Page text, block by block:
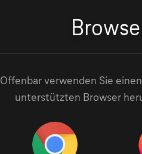
Offenbar verwenden Sie
unterstützten Browser